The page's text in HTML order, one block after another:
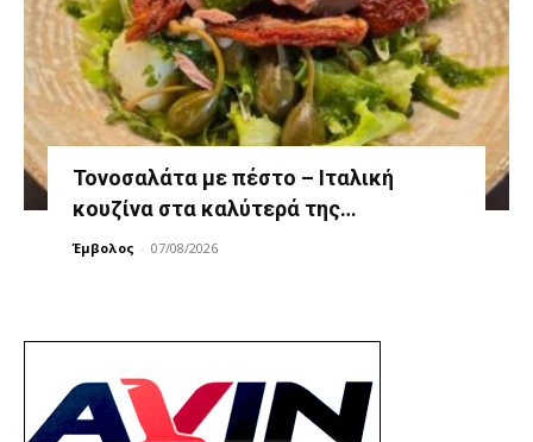
Τονοσαλάτα με πέστο – Ιταλική
κουζίνα στα καλύτερά της…
Έμβολος - 07/08/2026